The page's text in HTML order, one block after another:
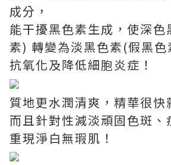
成分，
能干擾黑色素生成，使深
素) 轉變為淡黑色素(假黑色
抗氧化及降低細胞炎症！
質地更水潤清爽，精華很快
而且針對性減淡頑固色斑、
重現淨白無瑕肌！